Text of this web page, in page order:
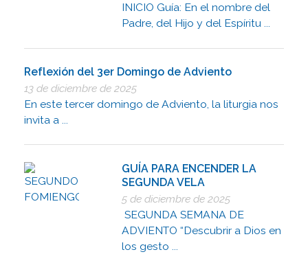
INICIO Guía: En el nombre del
Padre, del Hijo y del Espíritu ...
Reflexión del 3er Domingo de Adviento
13 de diciembre de 2025
En este tercer domingo de Adviento, la liturgia nos
invita a ...
GUÍA PARA ENCENDER LA
SEGUNDA VELA
5 de diciembre de 2025
SEGUNDA SEMANA DE
ADVIENTO “Descubrir a Dios en
los gesto ...